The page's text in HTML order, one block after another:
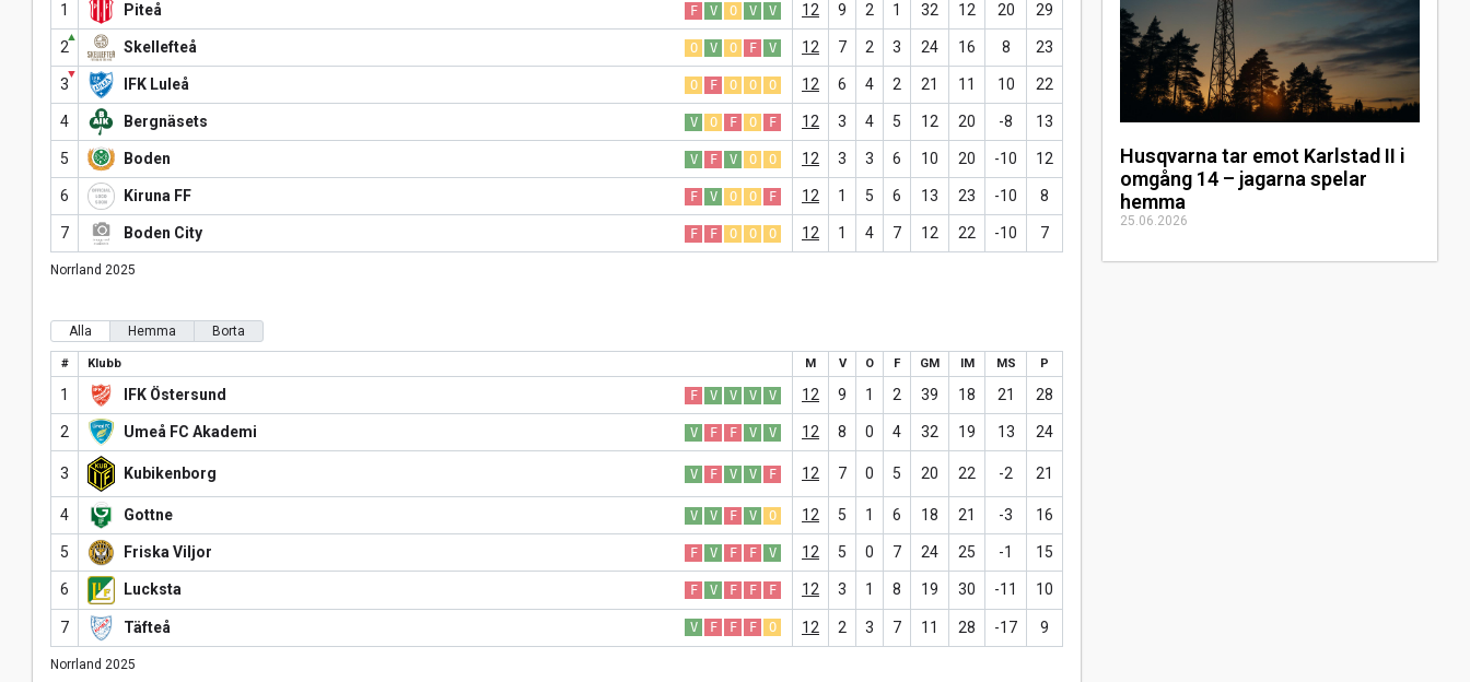
Husqvarna tar emot Karlstad II i
omgång 14 – jagarna spelar
hemma
25.06.2026
1 Piteå F V O V V 12 9 2 1 32 12 20 29
2
▲
Skellefteå O V O F V 12 7 2 3 24 16 8 23
3
▼
IFK Luleå O F O O O 12 6 4 2 21 11 10 22
4 Bergnäsets V O F O F 12 3 4 5 12 20 -8 13
5 Boden V F V O O 12 3 3 6 10 20 -10 12
6 Kiruna FF F V O O F 12 1 5 6 13 23 -10 8
7 Boden City F F O O O 12 1 4 7 12 22 -10 7
Norrland 2025
Alla Hemma Borta
# Klubb M V O F GM IM MS P
1 IFK Östersund F V V V V 12 9 1 2 39 18 21 28
2 Umeå FC Akademi V F F V V 12 8 0 4 32 19 13 24
3 Kubikenborg V F V V F 12 7 0 5 20 22 -2 21
4 Gottne V V F V O 12 5 1 6 18 21 -3 16
5 Friska Viljor F V F F V 12 5 0 7 24 25 -1 15
6 Lucksta F V F F F 12 3 1 8 19 30 -11 10
7 Täfteå V F F F O 12 2 3 7 11 28 -17 9
Norrland 2025